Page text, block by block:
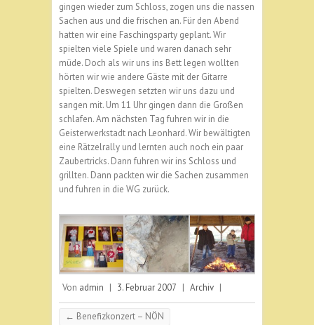
gingen wieder zum Schloss, zogen uns die nassen
Sachen aus und die frischen an. Für den Abend
hatten wir eine Faschingsparty geplant. Wir
spielten viele Spiele und waren danach sehr
müde. Doch als wir uns ins Bett legen wollten
hörten wir wie andere Gäste mit der Gitarre
spielten. Deswegen setzten wir uns dazu und
sangen mit. Um 11 Uhr gingen dann die Großen
schlafen. Am nächsten Tag fuhren wir in die
Geisterwerkstadt nach Leonhard. Wir bewältigten
eine Rätzelrally und lernten auch noch ein paar
Zaubertricks. Dann fuhren wir ins Schloss und
grillten. Dann packten wir die Sachen zusammen
und fuhren in die WG zurück.
Von admin | 3. Februar 2007 | Archiv |
← Benefizkonzert – NÖN